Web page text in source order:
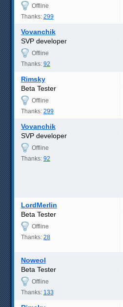
Offline
Thanks: 299
Vovanchik
SVP developer
Offline
Thanks: 92
Rimsky
Beta Tester
Offline
Thanks: 299
Vovanchik
SVP developer
Offline
Thanks: 92
LordMerlin
Beta Tester
Offline
Thanks: 28
Noweol
Beta Tester
Offline
Thanks: 133